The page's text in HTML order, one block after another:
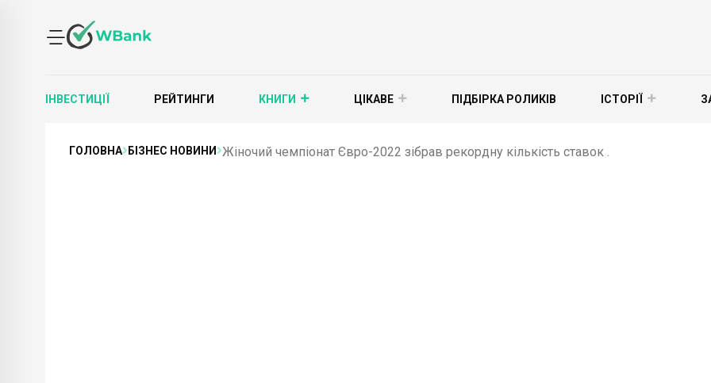
ІНВЕСТИЦІЇ РЕЙТИНГИ КНИГИ ЦІКАВЕ ПІДБІРКА РОЛИКІВ ІСТОРІЇ
ГОЛОВНА БІЗНЕС НОВИНИ Жіночий чемпіонат Євро-2022 зібрав рекордну кількість ставок .